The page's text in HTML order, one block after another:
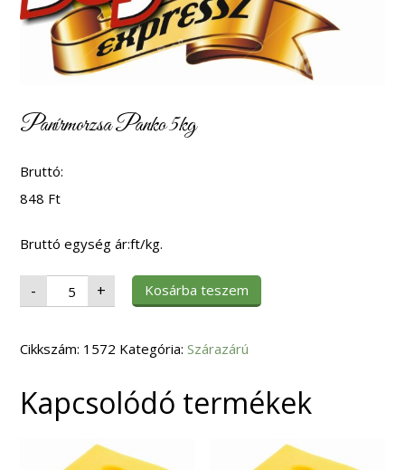
Panírmorzsa Panko 5kg
Bruttó:
848 Ft
Bruttó egység ár:ft/kg.
- Panírmorzsa
Panko
5kg
+ Kosárba teszem
Cikkszám: 1572 Kategória:Szárazárú
Kapcsolódó termékek